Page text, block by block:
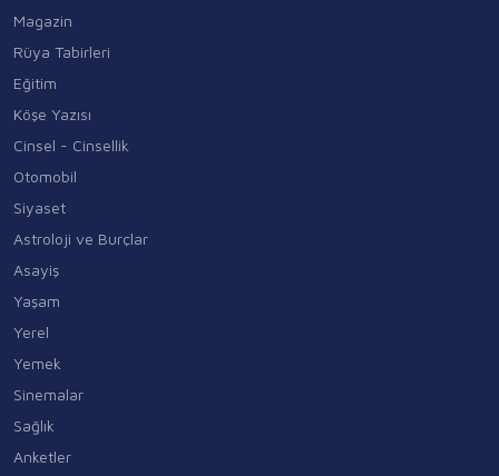
Magazin
Rüya Tabirleri
Eğitim
Köşe Yazısı
Cinsel - Cinsellik
Otomobil
Siyaset
Astroloji ve Burçlar
Asayiş
Yaşam
Yerel
Yemek
Sinemalar
Sağlık
Anketler